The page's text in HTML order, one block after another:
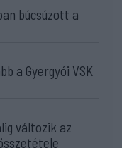
búcsúzott a
a Gyergyói VSK
változik az